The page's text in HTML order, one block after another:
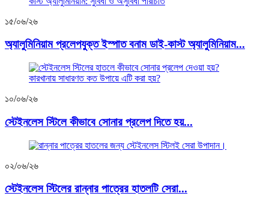
১৫/০৬/২৬
অ্যালুমিনিয়াম প্রলেপযুক্ত ইস্পাত বনাম ডাই-কাস্ট অ্যালুমিনিয়াম...
১০/০৬/২৬
স্টেইনলেস স্টিলে কীভাবে সোনার প্রলেপ দিতে হয়...
০২/০৬/২৬
স্টেইনলেস স্টিলের রান্নার পাত্রের হাতলটি সেরা...